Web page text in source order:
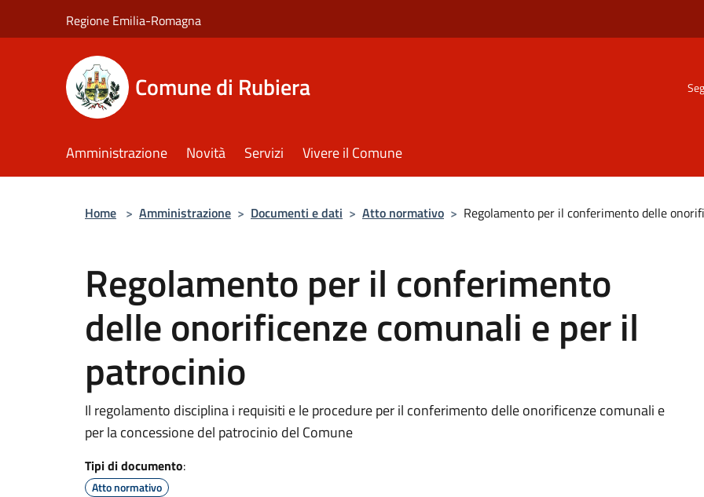
Regione Emilia-Romagna
Comune di Rubiera
Amministrazione Novità Servizi Vivere il Comune
Home > Amministrazione > Documenti e dati > Atto normativo > Regolamento per il conferimento delle
Regolamento per il conferimento
delle onorificenze comunali e per il
patrocinio
Il regolamento disciplina i requisiti e le procedure per il conferimento delle onorificenze comunali e
per la concessione del patrocinio del Comune
Tipi di documento:
Atto normativo